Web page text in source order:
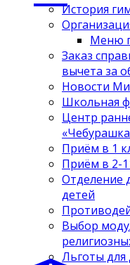
История
Меню
Заказ
вычета за
Новости
Школьная
Центр
Приём в 1
Приём в 2-
Отделение
детей
Выбор
Льготы для